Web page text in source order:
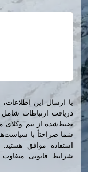
با ارسال این
دریافت ارتباطات شامل
ضبط‌شده از تیم وکلای
شما صراحتاً با
استفاده موافق هستید.
شرایط قانونی